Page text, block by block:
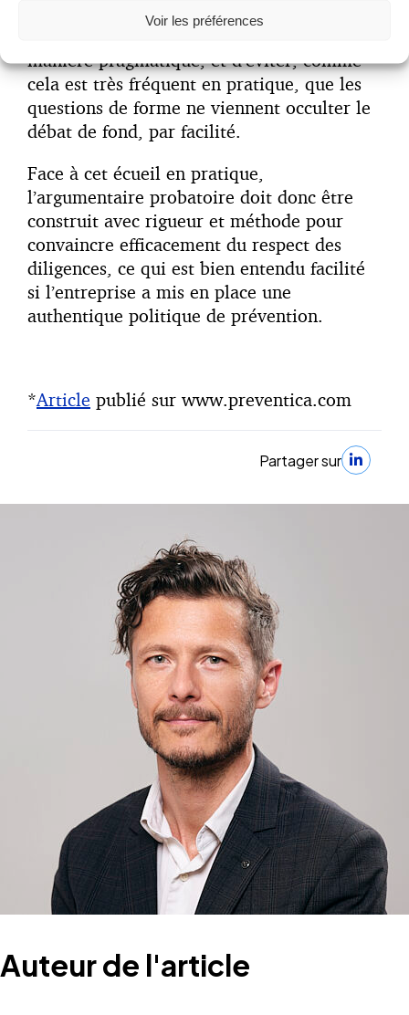
Voir les préférences
Il semble essentiel que la grille de lecture
de l’obligation de sécurité soit appliquée de
manière pragmatique, et d’éviter, comme
cela est très fréquent en pratique, que les
questions de forme ne viennent occulter le
débat de fond, par facilité.
Face à cet écueil en pratique,
l’argumentaire probatoire doit donc être
construit avec rigueur et méthode pour
convaincre efficacement du respect des
diligences, ce qui est bien entendu facilité
si l’entreprise a mis en place une
authentique politique de prévention.
*Article publié sur www.preventica.com
Partager sur
Auteur de l'article